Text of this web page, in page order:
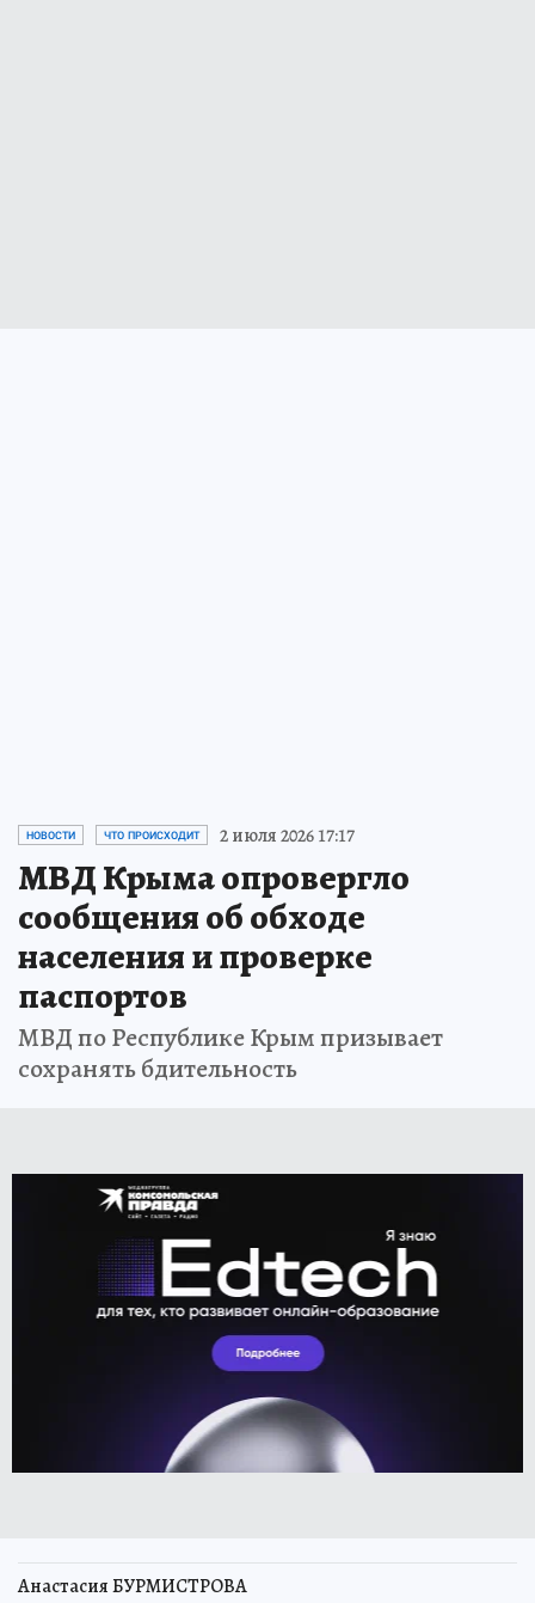
НОВОСТИ ЧТО ПРОИСХОДИТ 2 июля 2026 17:17
МВД Крыма опровергло
сообщения об обходе
населения и проверке
паспортов
МВД по Республике Крым призывает
сохранять бдительность
Анастасия БУРМИСТРОВА